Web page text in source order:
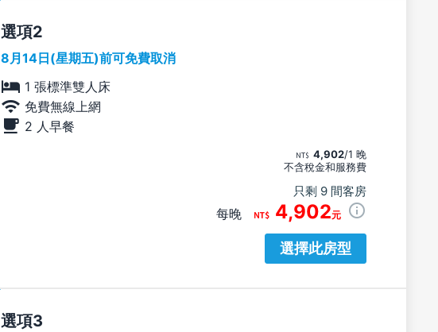
選項
8月14日(星期五)前可免費取消
1 張標準雙人床
免費無線上網
2 人早餐
4,902/1 晚
不含稅金和服務費
只剩 9 間客房
每晚 4,902元
選擇此房型
選項